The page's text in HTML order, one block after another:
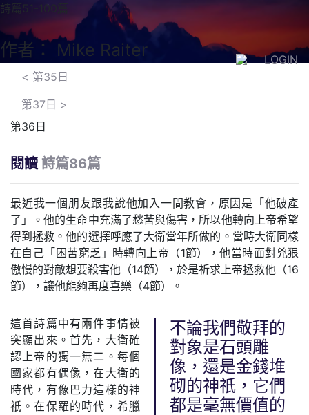
LOGIN
詩篇51-100篇
作者： Mike Raiter
< 第35日
第37日 >
第36日
閱讀 詩篇86篇
最近我一個朋友跟我說他加入一間教會，原因是「他破產
了」。他的生命中充滿了愁苦與傷害，所以他轉向上帝希望
得到拯救。他的選擇呼應了大衛當年所做的。當時大衛同樣
在自己「困苦窮乏」時轉向上帝（1節），他當時面對兇狠
傲慢的對敵想要殺害他（14節），於是祈求上帝拯救他（16
節），讓他能夠再度喜樂（4節）。
不論我們敬拜的
對象是石頭雕
像，還是金錢堆
砌的神祇，它們
都是毫無價值的
這首詩篇中有兩件事情被
突顯出來。首先，大衛確
認上帝的獨一無二。每個
國家都有偶像，在大衛的
時代，有像巴力這樣的神
祇。在保羅的時代，希臘